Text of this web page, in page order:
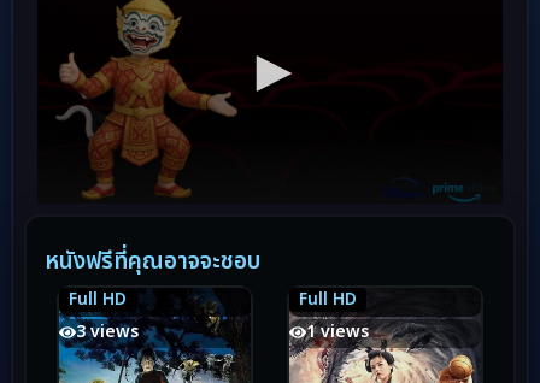
หนังฟรีที่คุณอาจจะชอบ
Full HD
6.4
3 views
6.4 Full HD
7.6
1 views
7.6